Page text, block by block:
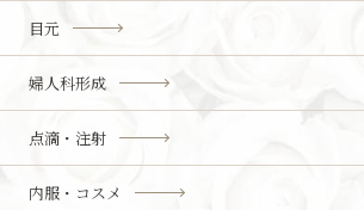
目元
婦人科形成
点滴・注射
内服・コスメ